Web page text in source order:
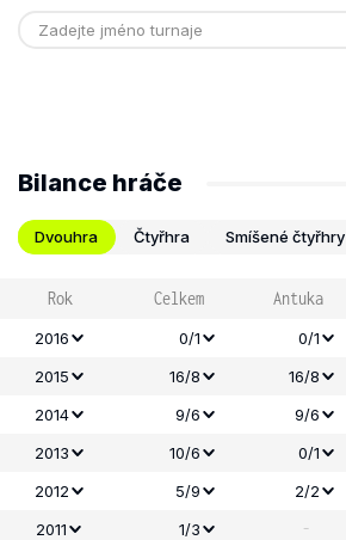
Bilance hráče
Dvouhra Čtyřhra Smíšené čtyřhry
Rok Celkem Antuka
2016 0/1 0/1
2015 16/8 16/8
2014 9/6 9/6
2013 10/6 0/1
2012
5/9 2/2
2011
1/3 -